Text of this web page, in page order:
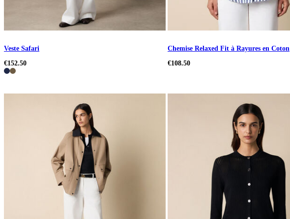
Veste Safari
€152.50
Chemise Relaxed Fit à Rayures en Coton
€108.50